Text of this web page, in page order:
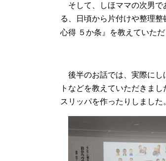
そして、しほママの次男で
る、日頃から片付けや整理
心得 ５か条』を教えていただ
後半のお話では、実際にし
トなどを教えていただきま
スリッパを作ったりしました